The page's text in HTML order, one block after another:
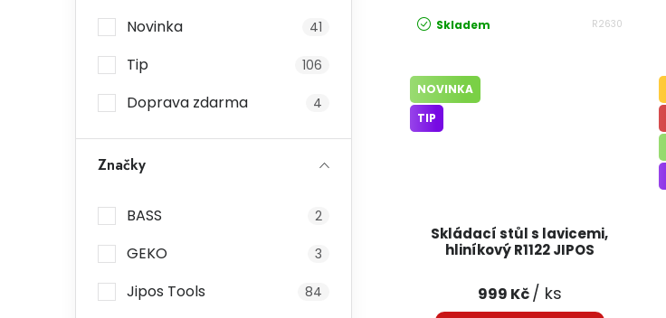
Novinka 41
Tip 106
Doprava zdarma 4
Značky
BASS 2
GEKO 3
Jipos Tools 84
Skladem R2630
Skládací stůl s lavicemi,
hliníkový R1122 JIPOS
NOVINKA
TIP
999 Kč/ ks